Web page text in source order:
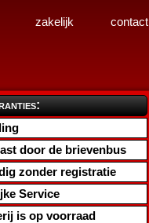
door de brievenbus
zonder registratie
Service
is op voorraad
zakelijk contact